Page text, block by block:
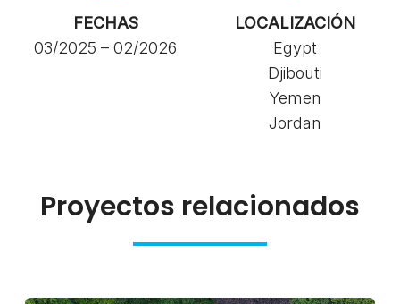
FECHAS
03/2025 – 02/2026
LOCALIZACIÓN
Egypt
Djibouti
Yemen
Jordan
Proyectos relacionados